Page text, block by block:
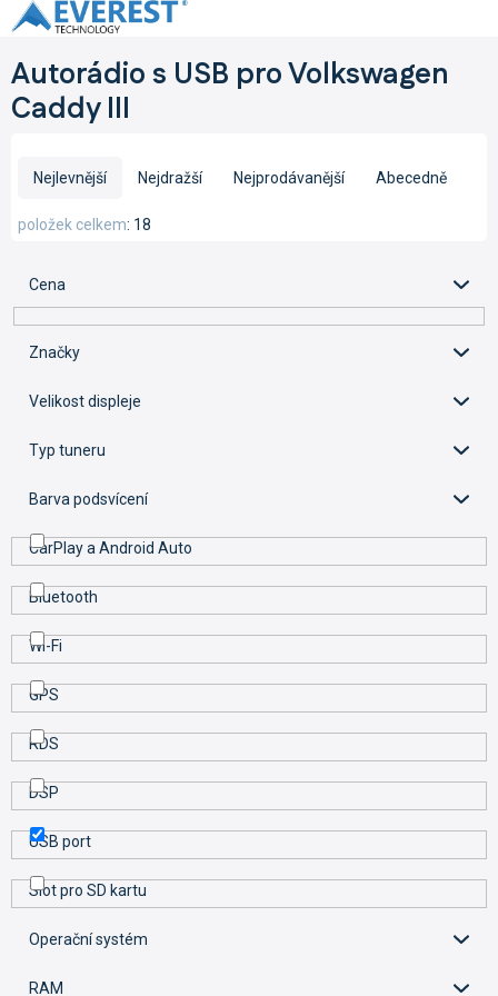
Přejít
na
Autorádio s USB pro Volkswagen
Caddy III
e
r
u
Nejlevnější Nejdražší Nejprodávanější Abecedně
18
položek celkem
Cena
Značky
Velikost displeje
Typ tuneru
Barva podsvícení
CarPlay a Android Auto
Bluetooth
Wi-Fi
GPS
RDS
DSP
USB port
Slot pro SD kartu
Operační systém
RAM